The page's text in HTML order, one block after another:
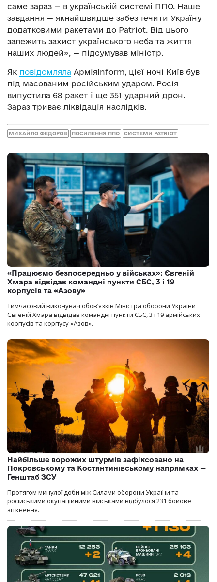
саме зараз — в українській системі ППО. Наше
завдання — якнайшвидше забезпечити Україну
додатковими ракетами до Patriot. Від цього
залежить захист українського неба та життя
наших людей», — підсумував міністр.
Як повідомляла АрміяInform, цієї ночі Київ був
під масованим російським ударом. Росія
випустила 68 ракет і ще 351 ударний дрон.
Зараз триває ліквідація наслідків.
МИХАЙЛО ФЕДОРОВ ПОСИЛЕННЯ ППО СИСТЕМИ PATRIOT
«Працюємо безпосередньо у військах»: Євгеній
Хмара відвідав командні пункти СБС, 3 і 19
корпусів та «Азову»
Тимчасовий виконувач обов’язків Міністра оборони України
Євгеній Хмара відвідав командні пункти СБС, 3 і 19 армійських
корпусів та корпусу «Азов».
Найбільше ворожих штурмів зафіксовано на
Покровському та Костянтинівському напрямках —
Генштаб ЗСУ
Протягом минулої доби між Силами оборони України та
російськими окупаційними військами відбулося 231 бойове
зіткнення.